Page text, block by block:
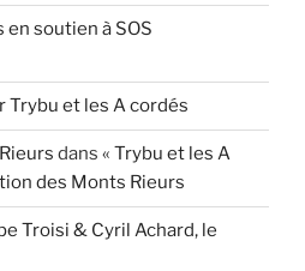
en soutien à SOS
Trybu et les A cordés
dans « Trybu et les A
des Monts Rieurs
Troisi & Cyril Achard, le